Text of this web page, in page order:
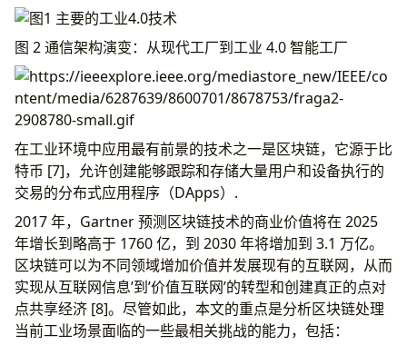
图 2 通信架构演变：从现代工厂到工业 4.0 智能工厂
在工业环境中应用最有前景的技术之一是区块链，它源于比
特币 [7]，允许创建能够跟踪和存储大量用户和设备执行的
交易的分布式应用程序（DApps）.
2017 年，Gartner 预测区块链技术的商业价值将在 2025
年增长到略高于 1760 亿，到 2030 年将增加到 3.1 万亿。
区块链可以为不同领域增加价值并发展现有的互联网，从而
实现从互联网信息’到’价值互联网’的转型和创建真正的点对
点共享经济 [8]。尽管如此，本文的重点是分析区块链处理
当前工业场景面临的一些最相关挑战的能力，包括：